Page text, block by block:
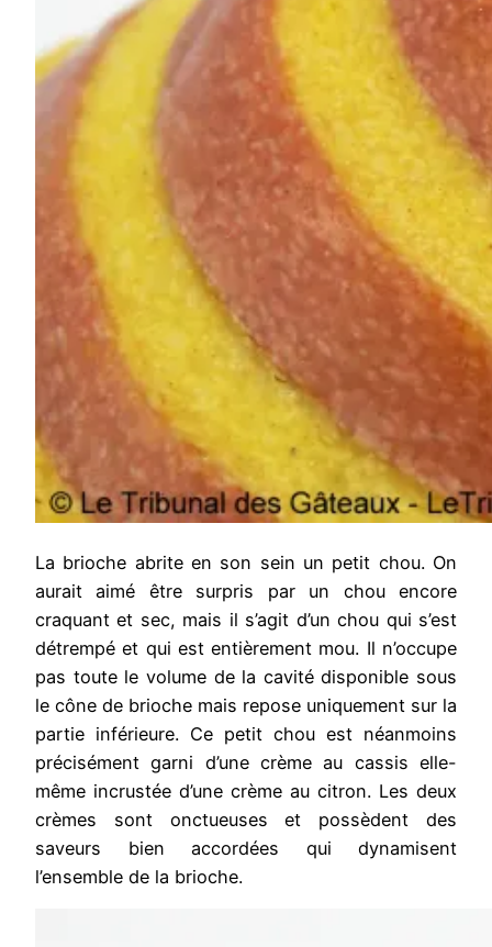
La brioche abrite en son sein un petit chou. On
aurait aimé être surpris par un chou encore
craquant et sec, mais il s’agit d’un chou qui s’est
détrempé et qui est entièrement mou. Il n’occupe
pas toute le volume de la cavité disponible sous
le cône de brioche mais repose uniquement sur la
partie inférieure. Ce petit chou est néanmoins
précisément garni d’une crème au cassis elle-
même incrustée d’une crème au citron. Les deux
crèmes sont onctueuses et possèdent des
saveurs bien accordées qui dynamisent
l’ensemble de la brioche.